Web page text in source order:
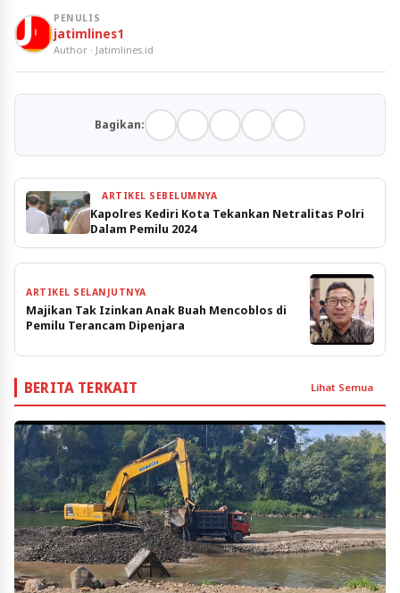
PENULIS
jatimlines1
Author · Jatimlines.id
Bagikan:
ARTIKEL SEBELUMNYA
Kapolres Kediri Kota Tekankan Netralitas Polri
Dalam Pemilu 2024
ARTIKEL SELANJUTNYA
Majikan Tak Izinkan Anak Buah Mencoblos di
Pemilu Terancam Dipenjara
BERITA TERKAIT Lihat Semua